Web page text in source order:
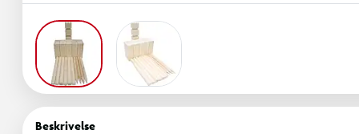
Beskrivelse